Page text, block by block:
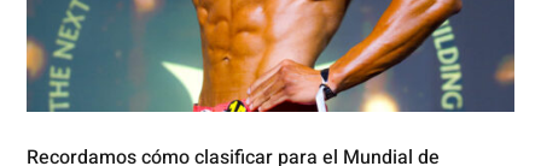
Recordamos cómo clasificar para el Mundial de